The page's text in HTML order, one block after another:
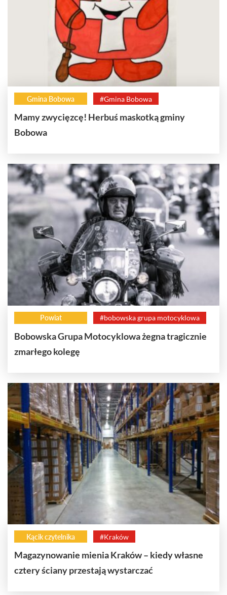
Gmina Bobowa #Gmina Bobowa
Mamy zwycięzcę! Herbuś maskotką gminy
Bobowa
Powiat #bobowska grupa motocyklowa
Bobowska Grupa Motocyklowa żegna tragicznie
zmarłego kolegę
Kącik czytelnika #Kraków
Magazynowanie mienia Kraków – kiedy własne
cztery ściany przestają wystarczać